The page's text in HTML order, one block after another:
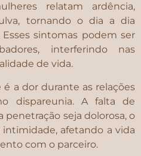
relatam ardência,
tornando o dia a dia
sintomas podem ser
interferindo nas
de vida.
a dor durante as relações
dispareunia. A falta de
penetração seja dolorosa, o
afetando a vida
com o parceiro.